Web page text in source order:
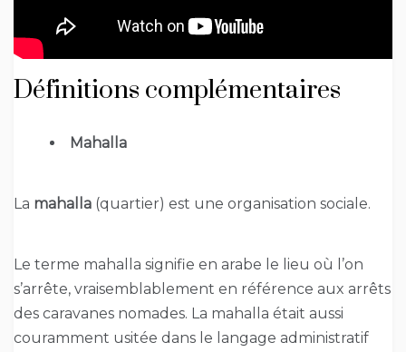
Définitions complémentaires
Mahalla
La mahalla (quartier) est une organisation sociale.
Le terme mahalla signifie en arabe le lieu où l’on
s’arrête, vraisemblablement en référence aux arrêts
des caravanes nomades. La mahalla était aussi
couramment usitée dans le langage administratif